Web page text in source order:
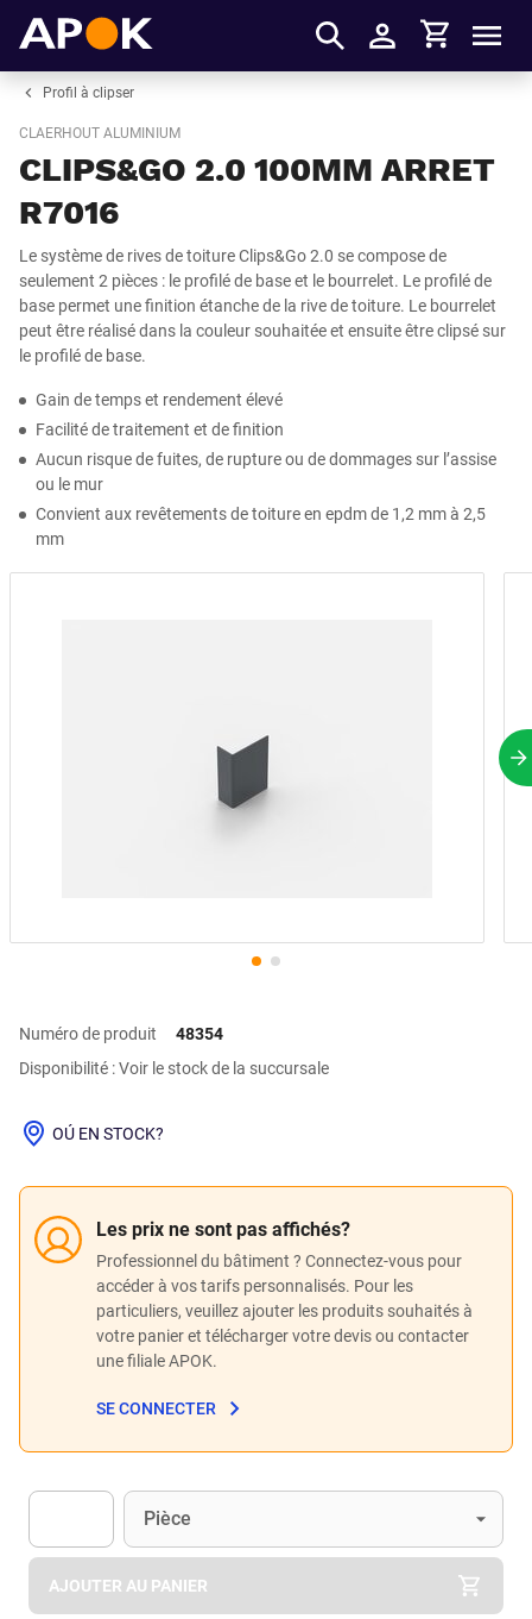
S'identifier
Panier
Profil à clipser
CLAERHOUT ALUMINIUM
CLIPS&GO 2.0 100MM ARRET
R7016
Le système de rives de toiture Clips&Go 2.0 se compose de
seulement 2 pièces : le profilé de base et le bourrelet. Le profilé de
base permet une finition étanche de la rive de toiture. Le bourrelet
peut être réalisé dans la couleur souhaitée et ensuite être clipsé sur
le profilé de base.
Gain de temps et rendement élevé
Facilité de traitement et de finition
Aucun risque de fuites, de rupture ou de dommages sur l’assise
ou le mur
Convient aux revêtements de toiture en epdm de 1,2 mm à 2,5
mm
Numéro de produit
48354
Disponibilité : Voir le stock de la succursale
Les prix ne sont pas affichés?
Professionnel du bâtiment ? Connectez-vous pour
accéder à vos tarifs personnalisés. Pour les
particuliers, veuillez ajouter les produits souhaités à
votre panier et télécharger votre devis ou contacter
une filiale APOK.
SE CONNECTER
OÚ EN STOCK?
Apok.Product.Detail.AddToCart.Quantity (Optionnel)
Unité
Pièce
AJOUTER AU PANIER